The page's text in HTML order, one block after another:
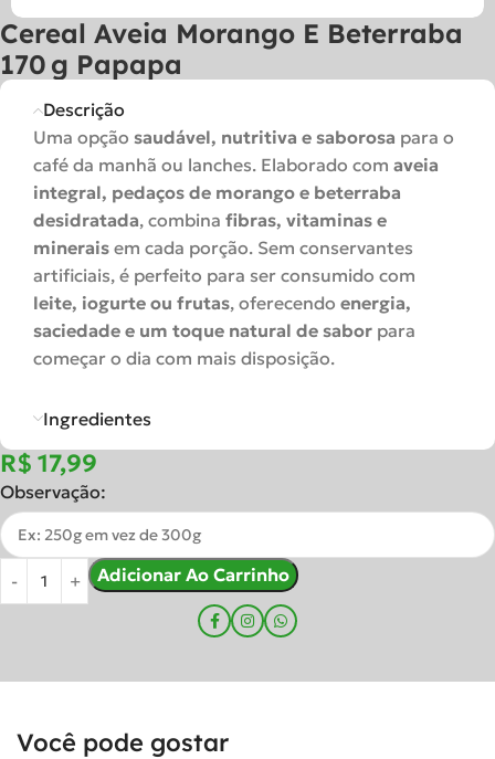
Cereal Aveia Morango E Beterraba
170 G Papapa
Descrição
Uma opção saudável, nutritiva e saborosa para o
café da manhã ou lanches. Elaborado com aveia
integral, pedaços de morango e beterraba
desidratada, combina fibras, vitaminas e
minerais em cada porção. Sem conservantes
artificiais, é perfeito para ser consumido com
leite, iogurte ou frutas, oferecendo energia,
saciedade e um toque natural de sabor para
começar o dia com mais disposição.
Ingredientes
R$
Observação:
Adicionar Ao Carrinho
Você pode gostar